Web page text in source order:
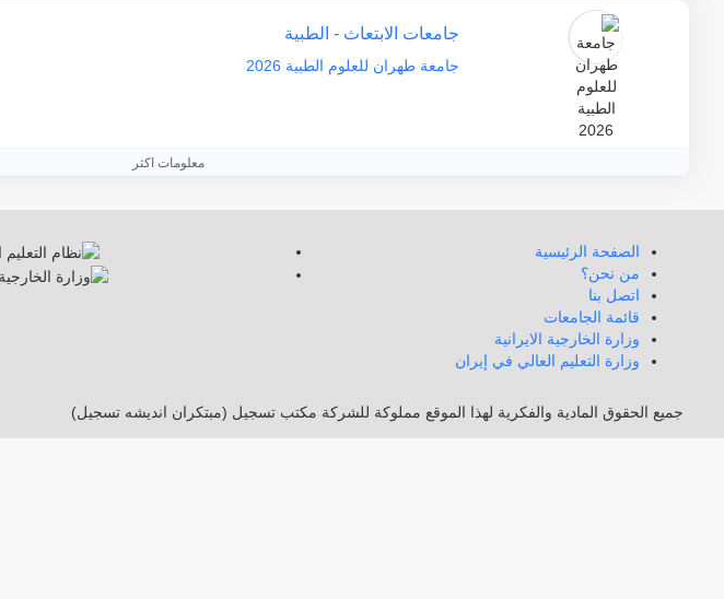
جامعات الابتعاث - الطبية
جامعة طهران للعلوم الطبية 2026
معلومات اكثر
الصفحة الرئيسية
من نحن؟
اتصل بنا
قائمة الجامعات
وزارة الخارجية الايرانية
وزارة التعليم العالي في إيران
جميع الحقوق المادية والفكرية لهذا الموقع مملوكة للشركة مكتب تسجيل (مبتکران اندیشه تسجیل)